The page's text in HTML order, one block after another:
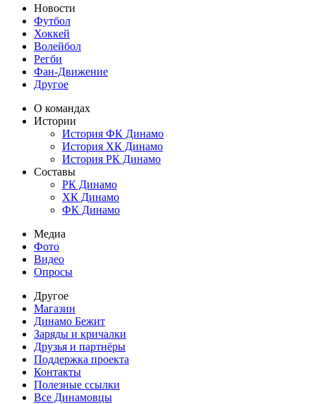
Новости
Футбол
Хоккей
Волейбол
Регби
Фан-Движение
Другое
О командах
Истории
История ФК Динамо
История ХК Динамо
История РК Динамо
Составы
РК Динамо
ХК Динамо
ФК Динамо
Медиа
Фото
Видео
Опросы
Другое
Магазин
Динамо Бежит
Заряды и кричалки
Друзья и партнёры
Поддержка проекта
Контакты
Полезные ссылки
Все Динамовцы